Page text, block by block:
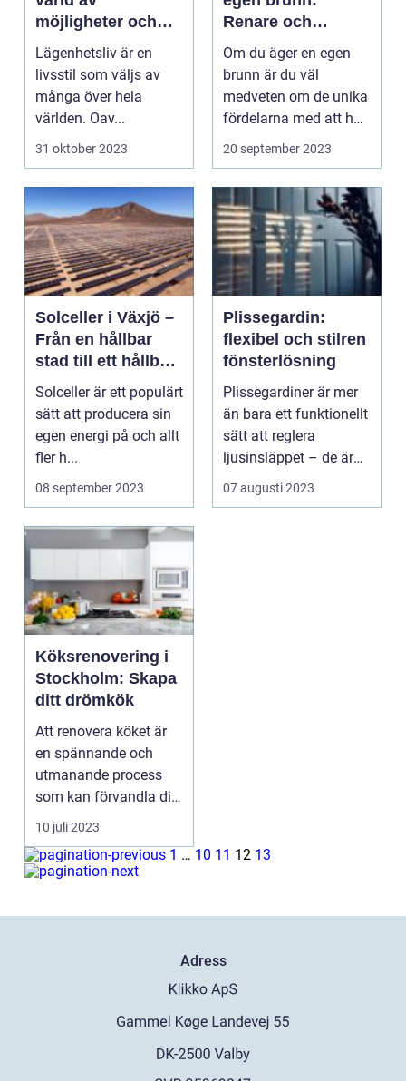
möjligheter och
bekvämligheter
Lägenhetsliv är en
livsstil som väljs av
många över hela
världen. Oav...
31 oktober 2023
Renare och
säkrare vatten
Om du äger en egen
brunn är du väl
medveten om de unika
fördelarna med att ha
tillgång till rent och...
20 september 2023
Solceller i Växjö –
Från en hållbar
stad till ett hållbart
hem
Solceller är ett populärt
sätt att producera sin
egen energi på och allt
fler h...
08 september 2023
Plissegardin:
flexibel och stilren
fönsterlösning
Plissegardiner är mer
än bara ett funktionellt
sätt att reglera
ljusinsläppet – de är
också en stilr...
07 augusti 2023
Köksrenovering i
Stockholm: Skapa
ditt drömkök
Att renovera köket är
en spännande och
utmanande process
som kan förvandla ditt
...
10 juli 2023
1 … 10 11 12 13
Adress